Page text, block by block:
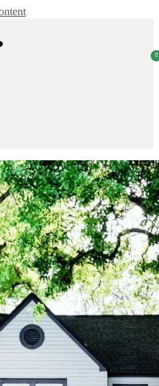
0